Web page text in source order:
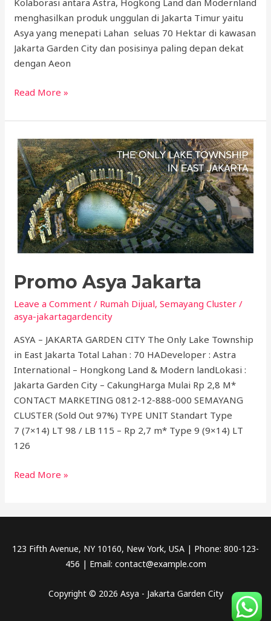
Kolaborasi antara Astra, Hogkong Land dan Modernland
menghasilkan produk unggulan di Jakarta Timur yaitu
Asya yang menepati Lahan seluas 70 Hektar di kawasan
Jakarta Garden City dan posisinya paling depan dekat
dengan Aeon
Read More »
Promo Asya Jakarta
Leave a Comment / Rumah Dijual,Semayang Cluster /
asya-jakartagardencity
ASYA – JAKARTA GARDEN CITY The Only Lake Township
in East Jakarta Total Lahan : 70 HADeveloper : Astra
International – Hongkong Land & Modern landLokasi :
Jakarta Garden City – CakungHarga Mulai Rp 2,8 M*
CONTACT MARKETING 0812-12-888-000 SEMAYANG
CLUSTER (Sold Out 97%) TYPE UNIT Standart Type
7 (7×14) LT 98 / LB 115 – Rp 2,7 m* Type 9 (9×14) LT
126
Promo
Asya
Jakarta
Read More »
123 Fifth Avenue, NY 10160, New York, USA | Phone: 800-123-
456 | Email: contact@example.com
Copyright © 2026 Asya - Jakarta Garden City